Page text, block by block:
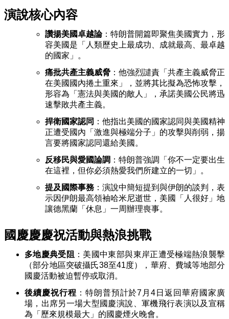
演說核心內容
讚揚美國卓越論：特朗普開篇即聚焦美國實力，形
容美國是「人類歷史上最成功、成就最高、最卓越
的國家」。
痛批共產主義威脅 ：他強烈譴責「共產主義威脅正
在美國國內捲土重來」，並將其比擬為恐怖攻擊，
形容為「憲法與美國的敵人」，承諾美國公民將迅
速擊敗共產主義。
捍衛國家認同 ：他指出美國的國家認同與美國精神
正遭受國內「激進與極端分子」的攻擊與削弱，揚
言要將國家認同還給美國。
反移民與愛國論調 ：特朗普強調「你不一定要出生
在這裡，但你必須熱愛我們所建立的一切」。
提及國際事務 ：演說中簡短提到與伊朗的談判，表
示因伊朗最高領袖哈米尼逝世，美國「人很好」地
讓德黑蘭「休息」一周辦理喪事。
國慶慶慶祝活動與熱浪挑戰
多地慶典受阻 ：美國中東部與東岸正遭受極端熱浪襲擊
（部分地區突破攝氏38至41度），華府、費城等地部分
國慶活動被迫暫停或取消。
後續慶祝行程 ：特朗普預計於7月4日返回華府國家廣
場，出席另一場大型國慶演說、軍機飛行表演以及宣稱
為「歷來規模最大」的國慶煙火晚會。